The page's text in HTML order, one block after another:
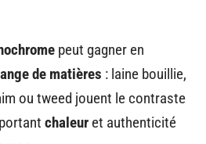
peut gagner en
de matières : laine bouillie,
ou tweed jouent le contraste
chaleur et authenticité